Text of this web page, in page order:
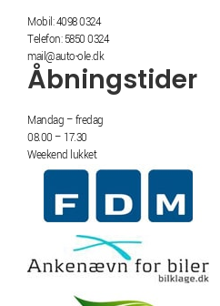
Mobil: 4098 0324
Telefon: 5850 0324
mail@auto-ole.dk
Åbningstider
Mandag – fredag
08.00 – 17.30
Weekend lukket